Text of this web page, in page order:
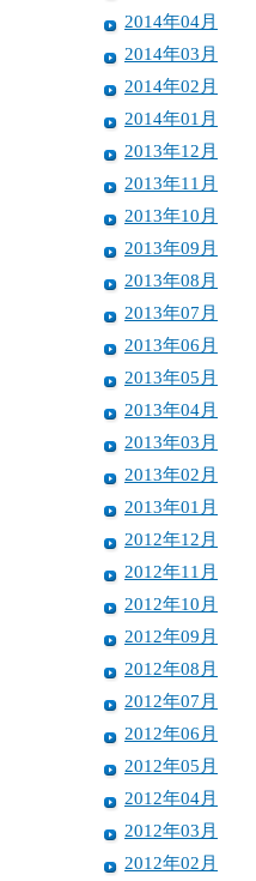
2014年04月
2014年03月
2014年02月
2014年01月
2013年12月
2013年11月
2013年10月
2013年09月
2013年08月
2013年07月
2013年06月
2013年05月
2013年04月
2013年03月
2013年02月
2013年01月
2012年12月
2012年11月
2012年10月
2012年09月
2012年08月
2012年07月
2012年06月
2012年05月
2012年04月
2012年03月
2012年02月